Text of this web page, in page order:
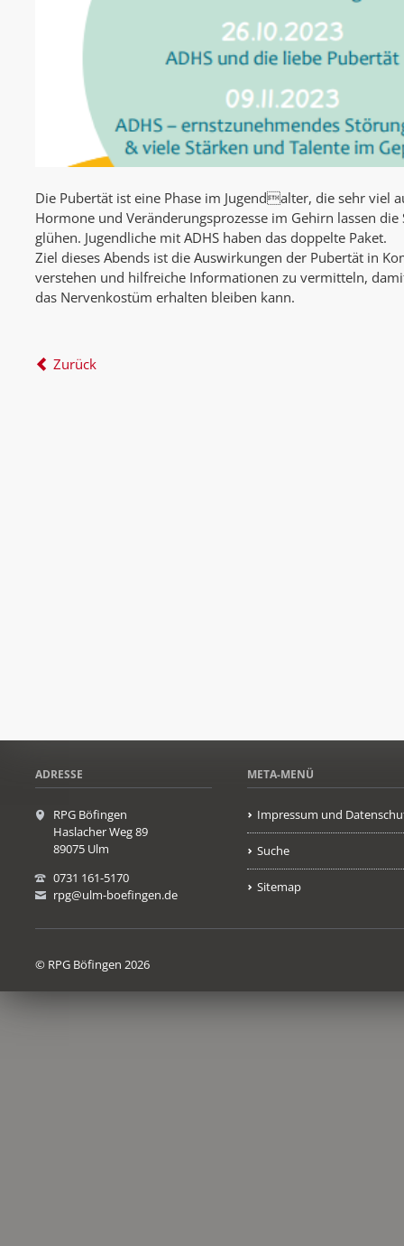
Die Pubertät ist eine Phase im Jugendalter, die sehr viel
Hormone und Veränderungsprozesse im Gehirn lassen
glühen. Jugendliche mit ADHS haben das doppelte Paket.
Ziel dieses Abends ist die Auswirkungen der Pubertät in
verstehen und hilfreiche Informationen zu vermitteln,
das Nervenkostüm erhalten bleiben kann.
Zurück
ADRESSE
RPG Böfingen
Haslacher Weg 89
89075 Ulm
0731 161-5170
rpg@ulm-boefingen.de
META-MENÜ
Impressum und
Suche
Sitemap
© RPG Böfingen 2026